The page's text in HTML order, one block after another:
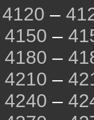
4120 –
4150 –
4180 –
4210 –
4240 –